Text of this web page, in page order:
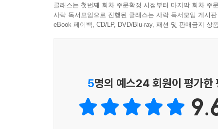
미스터리로서의 묵직한 감동을 전하며 2년 연속
국한되지 않는 이 시대 최고의 소설가 반열에 올랐
미스터리다.
‘고전부’와 ‘소시민’, 그리고 이번 ‘도서위원’
클래스는 첫번째 회차 주문확정 시점부터 마지막 회차 주
사락 독서모임으로 진행된 클래스는 사락 독서모임 게시
eBook 페이백, CD/LP, DVD/Blu-ray, 패션 및 판매금지 상
5명의 예스24 회원이 평가한